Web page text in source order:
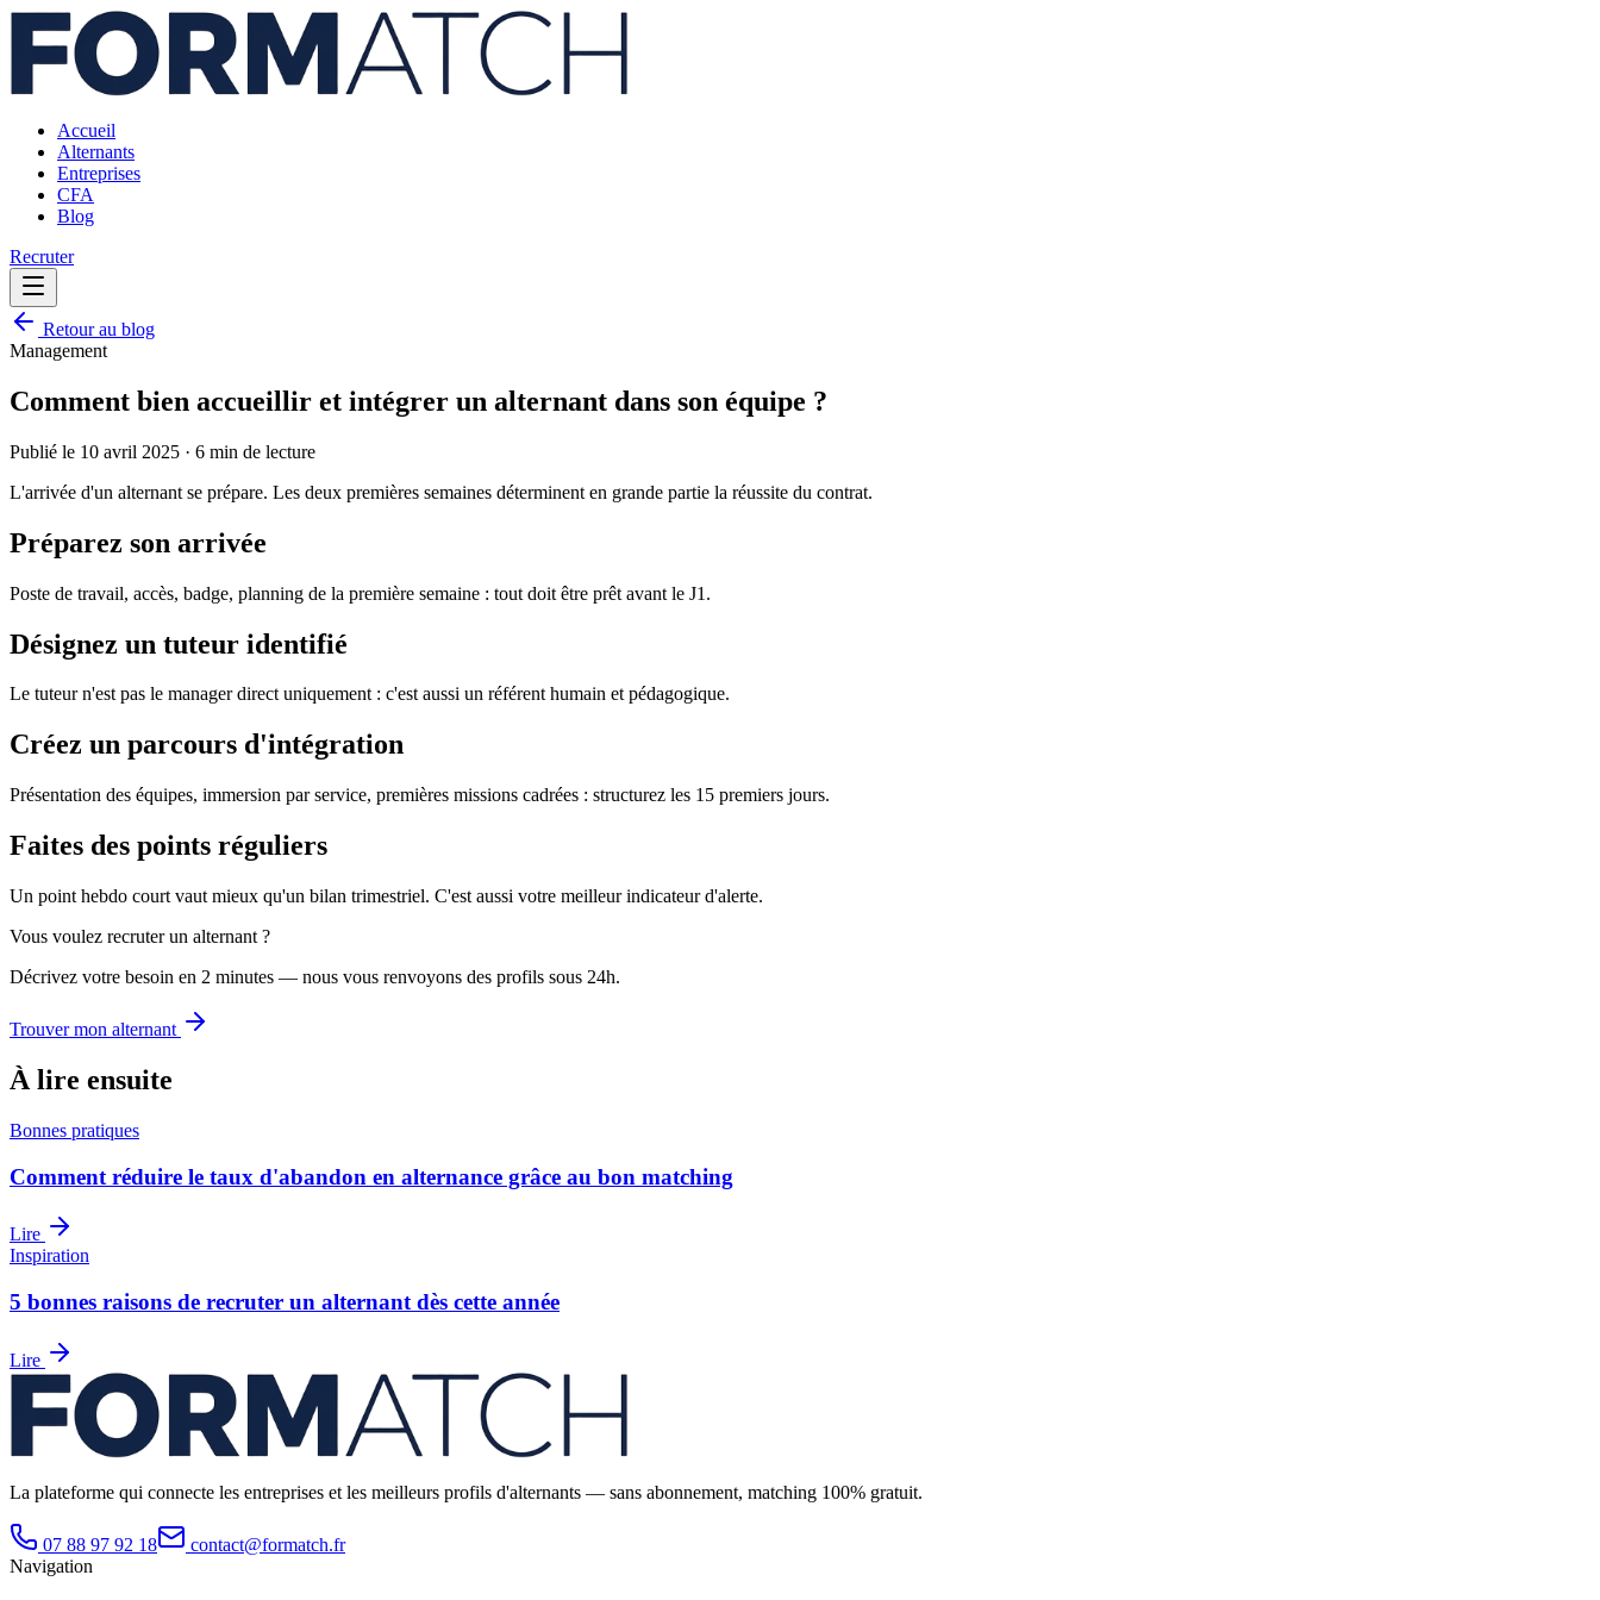
Accueil
Alternants
Entreprises
CFA
Blog
Recruter
Retour au blog
Management
Comment bien accueillir et intégrer un alternant dans son équipe ?
Publié le 10 avril 2025 · 6 min de lecture
L'arrivée d'un alternant se prépare. Les deux premières semaines déterminent en grande partie la réussite du contrat.
Préparez son arrivée
Poste de travail, accès, badge, planning de la première semaine : tout doit être prêt avant le J1.
Désignez un tuteur identifié
Le tuteur n'est pas le manager direct uniquement : c'est aussi un référent humain et pédagogique.
Créez un parcours d'intégration
Présentation des équipes, immersion par service, premières missions cadrées : structurez les 15 premiers jours.
Faites des points réguliers
Un point hebdo court vaut mieux qu'un bilan trimestriel. C'est aussi votre meilleur indicateur d'alerte.
Vous voulez recruter un alternant ?
Décrivez votre besoin en 2 minutes — nous vous renvoyons des profils sous 24h.
Trouver mon alternant
À lire ensuite
Bonnes pratiques
Comment réduire le taux d'abandon en alternance grâce au bon matching
Lire
Inspiration
5 bonnes raisons de recruter un alternant dès cette année
Lire
La plateforme qui connecte les entreprises et les meilleurs profils d'alternants — sans abonnement, matching 100% gratuit.
07 88 97 92 18
contact@formatch.fr
Navigation